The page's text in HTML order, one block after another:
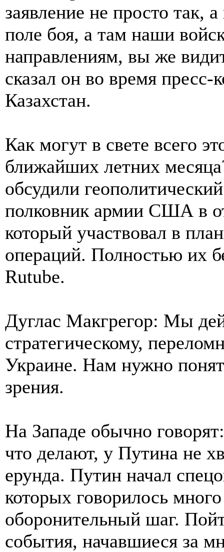
заявление не просто так,
поле боя, а там наши
направлениям, вы же
сказал он во время
Казахстан.
Как могут в свете всего
ближайших летних
обсудили
полковник армии США в
который участвовал в
операций. Полностью их
Rutube.
Дуглас Макгрегор: Мы
стратегическому,
Украине. Нам нужно
зрения.
На Западе обычно
что делают, у Путина не
ерунда. Путин начал
которых говорилось
оборонительный шаг.
события, начавшиеся за